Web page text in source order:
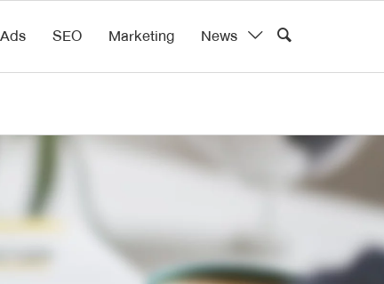
SEO Marketing News